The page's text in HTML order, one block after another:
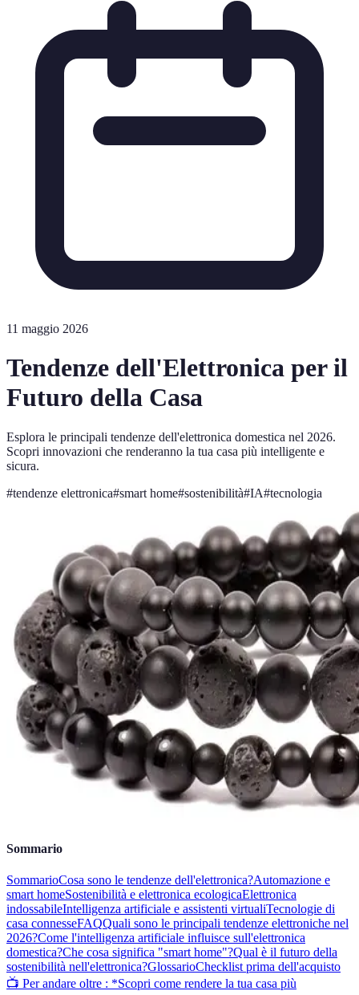
11 maggio 2026
Tendenze dell'Elettronica per il
Futuro della Casa
Esplora le principali tendenze dell'elettronica domestica nel 2026.
Scopri innovazioni che renderanno la tua casa più intelligente e
sicura.
#tendenze elettronica#smart home#sostenibilità#IA#tecnologia
Sommario
SommarioCosa sono le tendenze dell'elettronica?Automazione e
smart homeSostenibilità e elettronica ecologicaElettronica
indossabileIntelligenza artificiale e assistenti virtualiTecnologie di
casa connesseFAQQuali sono le principali tendenze elettroniche nel
2026?Come l'intelligenza artificiale influisce sull'elettronica
domestica?Che cosa significa "smart home"?Qual è il futuro della
sostenibilità nell'elettronica?GlossarioChecklist prima dell'acquisto
📺 Per andare oltre : *Scopri come rendere la tua casa più